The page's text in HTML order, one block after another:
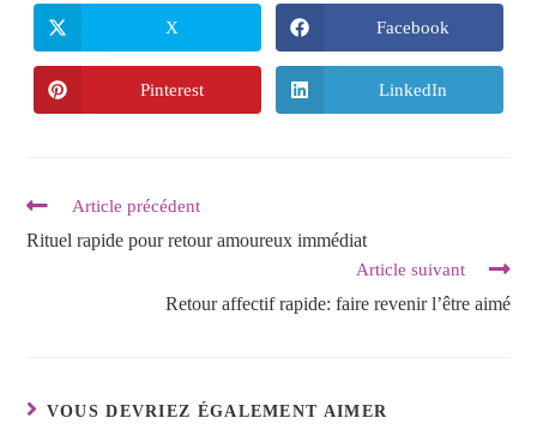
X Facebook
Pinterest LinkedIn
Article précédent
Rituel rapide pour retour amoureux immédiat
Article suivant
Retour affectif rapide: faire revenir l’être aimé
VOUS DEVRIEZ ÉGALEMENT AIMER